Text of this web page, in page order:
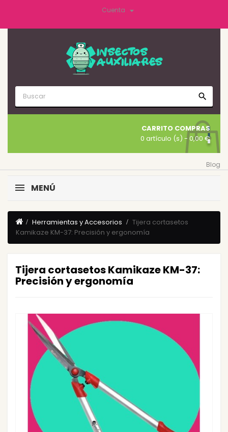
Cuenta 
search
CARRITO COMPRAS
0 artículo (s) - 0,00 €
Blog
MENÚ
Herramientas y Accesorios
Tijera cortasetos
Kamikaze KM-37: Precisión y ergonomía
Tijera cortasetos Kamikaze KM-37:
Precisión y ergonomía